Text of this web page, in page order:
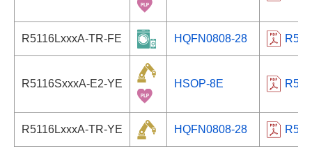
R5116LxxxA-TR-FE HQFN0808-28
R5116SxxxA-E2-YE HSOP-8E
R5116LxxxA-TR-YE HQFN0808-28